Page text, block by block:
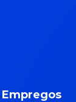
Empregos